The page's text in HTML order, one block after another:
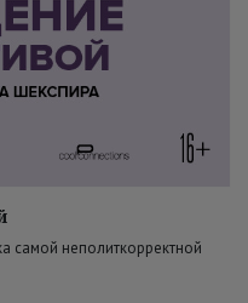
самой неполиткорректной